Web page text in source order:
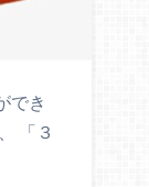
でき
「３